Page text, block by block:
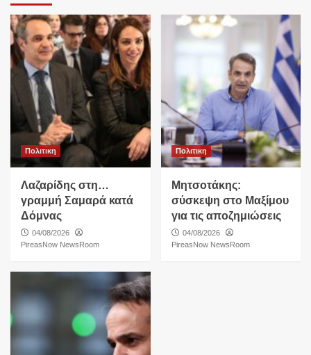
Πολιτικη
Λαζαρίδης στη…
γραμμή Σαμαρά κατά
Δόμνας
04/08/2026
PireasNow NewsRoom
Πολιτικη
Μητσοτάκης:
σύσκεψη στο Μαξίμου
για τις αποζημιώσεις
04/08/2026
PireasNow NewsRoom